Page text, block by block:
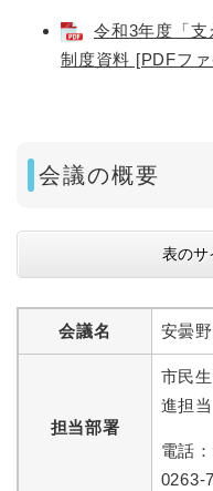
令和3年度「支
制度資料 [PDFフ
会議の概要
表のサ
会議名 安曇
担当部署
市民
進担当
電話
0263-